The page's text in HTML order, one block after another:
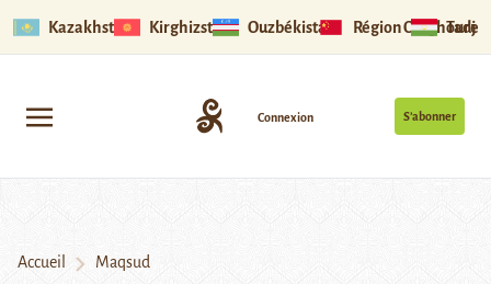
Kazakhstan Kirghizstan Ouzbékistan Région Ouïghoure
S’abonner
Connexion
Accueil Maqsud